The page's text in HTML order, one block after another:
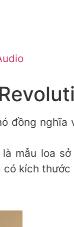
đồng nghĩa
mẫu loa
kích thước